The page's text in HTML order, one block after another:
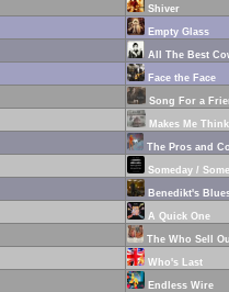
Shiver
Empty Glass
All The Best
Face the Face
Song For a
Makes Me
The Pros and
Someday /
Benedikt's
A Quick One
The Who Sell
Who's Last
Endless Wire